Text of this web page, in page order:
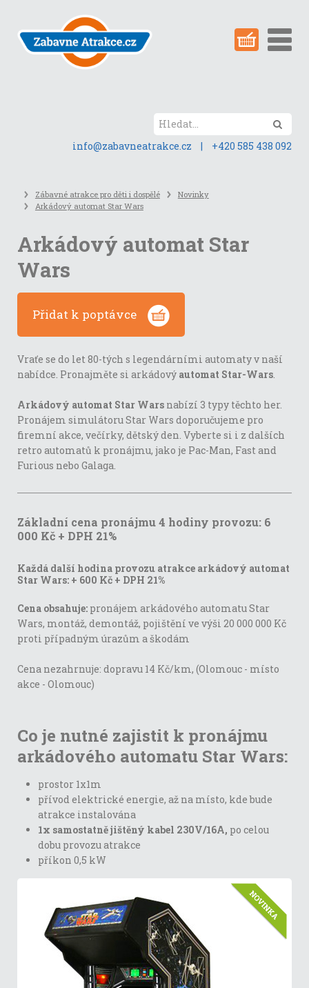
obsah
stránky
info@zabavneatrakce.cz
| +420 585 438 092
Zábavné atrakce pro děti i dospělé
Novinky
Arkádový automat Star Wars
Arkádový automat Star
Wars
Přidat k poptávce
Vraťe se do let 80-tých s legendárními automaty v naší
nabídce. Pronajměte si arkádový automat Star-Wars
Arkádový automat Star Wars nabízí 3 typy těchto her.
Pronájem simulátoru Star Wars doporučujeme pro
firemní akce, večírky, dětský den. Vyberte si i z dalších
retro automatů k pronájmu, jako je Pac-Man, Fast and
Furious nebo Galaga.
Základní cena pronájmu 4 hodiny provozu: 6
000 Kč + DPH 21%
Každá další hodina provozu atrakce arkádový automat
Star Wars: + 600 Kč + DPH 21%
Cena obsahuje: pronájem arkádového automatu Star
Wars, montáž, demontáž, pojištění ve výši 20 000 000 Kč
proti případným úrazům a škodám
Cena nezahrnuje: dopravu 14 Kč/km, (Olomouc - místo
akce - Olomouc)
Co je nutné zajistit k pronájmu
arkádového automatu Star Wars:
prostor 1x1m
přívod elektrické energie, až na místo, kde bude
atrakce instalována
1x samostatně jištěný kabel 230V/16A, po celou
dobu provozu atrakce
příkon 0,5 kW